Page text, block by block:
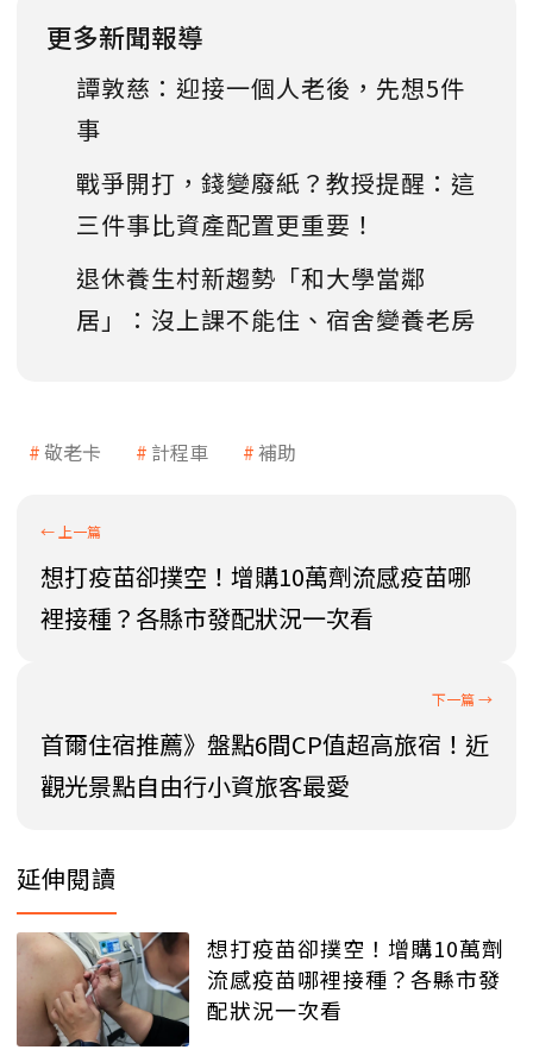
更多新聞報導
譚敦慈：迎接一個人老後，先想5件
事
戰爭開打，錢變廢紙？教授提醒：這
三件事比資產配置更重要！
退休養生村新趨勢「和大學當鄰
居」：沒上課不能住、宿舍變養老房
敬老卡 計程車 補助
想打疫苗卻撲空！增購10萬劑流感疫苗哪
裡接種？各縣市發配狀況一次看
首爾住宿推薦》盤點6間CP值超高旅宿！近
觀光景點自由行小資旅客最愛
延伸閱讀
想打疫苗卻撲空！增購10萬劑
流感疫苗哪裡接種？各縣市發
配狀況一次看